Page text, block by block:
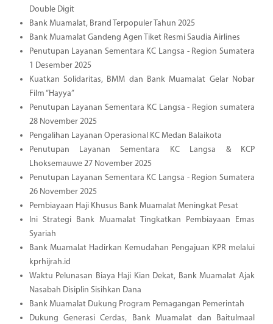
Double Digit
Bank Muamalat, Brand Terpopuler Tahun 2025
Bank Muamalat Gandeng Agen Tiket Resmi Saudia Airlines
Penutupan Layanan Sementara KC Langsa - Region Sumatera
1 Desember 2025
Kuatkan Solidaritas, BMM dan Bank Muamalat Gelar Nobar
Film “Hayya”
Penutupan Layanan Sementara KC Langsa - Region sumatera
28 November 2025
Pengalihan Layanan Operasional KC Medan Balaikota
Penutupan Layanan Sementara KC Langsa & KCP
Lhoksemauwe 27 November 2025
Penutupan Layanan Sementara KC Langsa - Region Sumatera
26 November 2025
Pembiayaan Haji Khusus Bank Muamalat Meningkat Pesat
Ini Strategi Bank Muamalat Tingkatkan Pembiayaan Emas
Syariah
Bank Muamalat Hadirkan Kemudahan Pengajuan KPR melalui
kprhijrah.id
Waktu Pelunasan Biaya Haji Kian Dekat, Bank Muamalat Ajak
Nasabah Disiplin Sisihkan Dana
Bank Muamalat Dukung Program Pemagangan Pemerintah
Dukung Generasi Cerdas, Bank Muamalat dan Baitulmaal